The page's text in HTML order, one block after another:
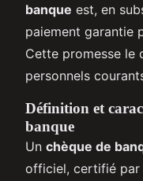
banque est, en
paiement garantie
Cette promesse le
personnels
Définition et
banque
Un chèque de
officiel, certifié par